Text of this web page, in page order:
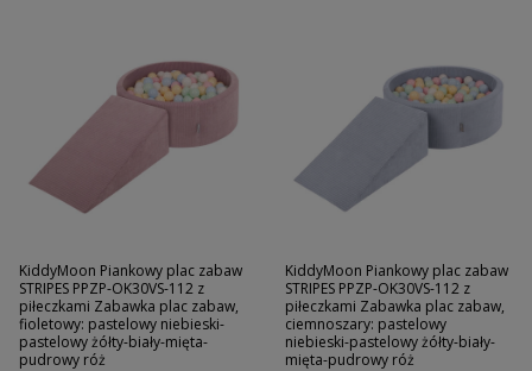
KiddyMoon Piankowy plac zabaw
STRIPES PPZP-OK30VS-112 z
piłeczkami Zabawka plac zabaw,
fioletowy: pastelowy niebieski-
pastelowy żółty-biały-mięta-
pudrowy róż
KiddyMoon Piankowy plac zabaw
STRIPES PPZP-OK30VS-112 z
piłeczkami Zabawka plac zabaw,
ciemnoszary: pastelowy
niebieski-pastelowy żółty-biały-
mięta-pudrowy róż